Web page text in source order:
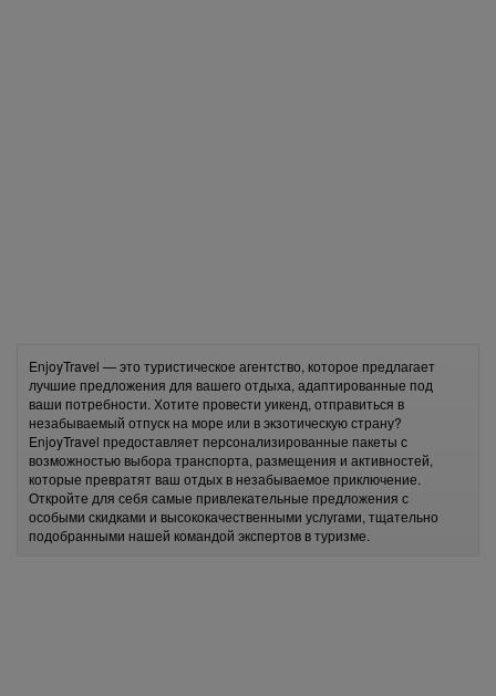
EnjoyTravel — это туристическое агентство, которое предлагает
лучшие предложения для вашего отдыха, адаптированные под
ваши потребности. Хотите провести уикенд, отправиться в
незабываемый отпуск на море или в экзотическую страну?
EnjoyTravel предоставляет персонализированные пакеты с
возможностью выбора транспорта, размещения и активностей,
которые превратят ваш отдых в незабываемое приключение.
Откройте для себя самые привлекательные предложения с
особыми скидками и высококачественными услугами, тщательно
подобранными нашей командой экспертов в туризме.